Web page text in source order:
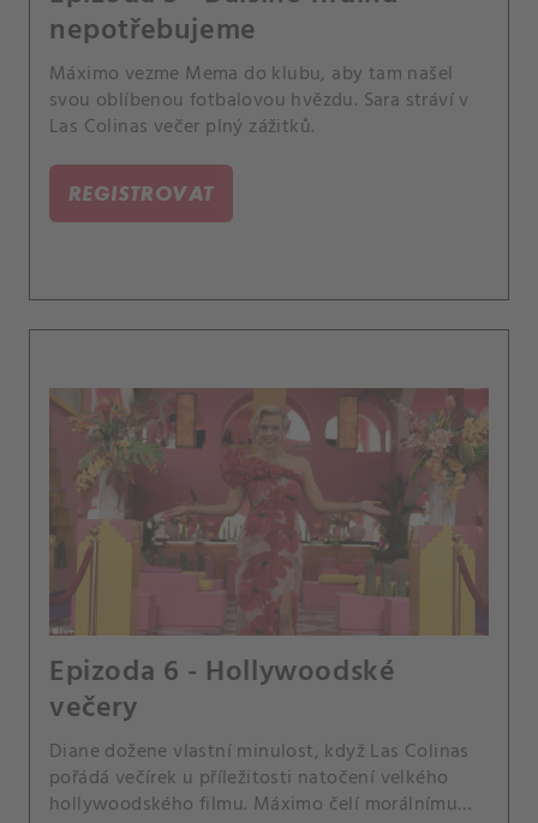
nepotřebujeme
Máximo vezme Mema do klubu, aby tam našel
svou oblíbenou fotbalovou hvězdu. Sara stráví v
Las Colinas večer plný zážitků.
REGISTROVAT
Epizoda 6 - Hollywoodské
večery
Diane dožene vlastní minulost, když Las Colinas
pořádá večírek u příležitosti natočení velkého
hollywoodského filmu. Máximo čelí morálnímu